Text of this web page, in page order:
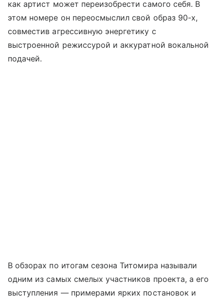
как артист может переизобрести самого себя. В
этом номере он переосмыслил свой образ 90-х,
совместив агрессивную энергетику с
выстроенной режиссурой и аккуратной вокальной
подачей.
В обзорах по итогам сезона Титомира называли
одним из самых смелых участников проекта, а его
выступления — примерами ярких постановок и